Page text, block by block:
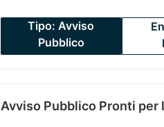
Tipo: Avviso
Pubblico
Avviso Pubblico Pronti per